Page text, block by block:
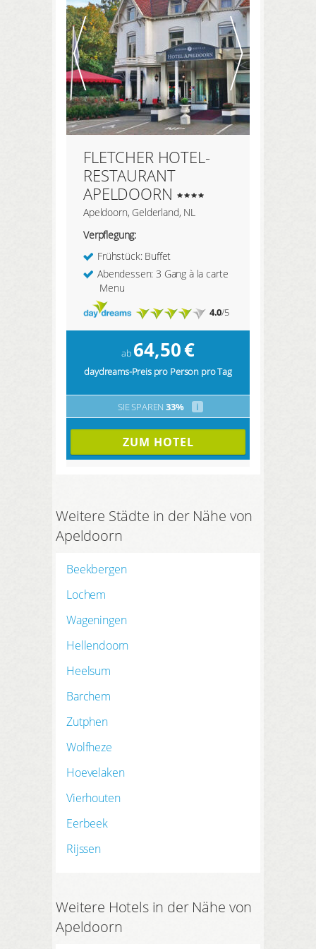
HIER REGISTRIEREN
Meine Buchungen
Meine Produkte
Meine Hotels
ANMELDEN
FLETCHER HOTEL-
RESTAURANT
APELDOORN
Apeldoorn, Gelderland, NL
Verpflegung:
Frühstück: Buffet
Abendessen: 3 Gang à la carte
Menu
4.0/5
ab 64,50€
daydreams-Preis pro Person pro Tag
SIE SPAREN 33% i
ZUM HOTEL
Weitere Städte in der Nähe von
Apeldoorn
Beekbergen
Lochem
Wageningen
Hellendoorn
Heelsum
Barchem
Zutphen
Wolfheze
Hoevelaken
Vierhouten
Eerbeek
Rijssen
Weitere Hotels in der Nähe von
Apeldoorn